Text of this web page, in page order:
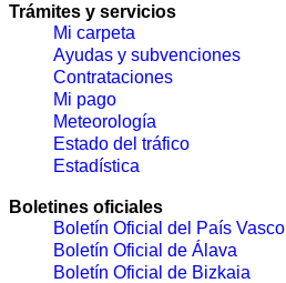
Trámites y servicios
Mi carpeta
Ayudas y subvenciones
Contrataciones
Mi pago
Meteorología
Estado del tráfico
Estadística
Boletines oficiales
Boletín Oficial del País Vasco
Boletín Oficial de Álava
Boletín Oficial de Bizkaia